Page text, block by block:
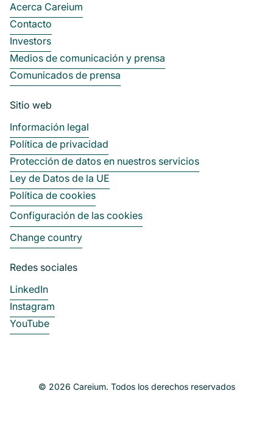
Acerca Careium
Contacto
Investors
Medios de comunicación y prensa
Comunicados de prensa
Sitio web
Información legal
Política de privacidad
Protección de datos en nuestros servicios
Ley de Datos de la UE
Política de cookies
Configuración de las cookies
Change country
Redes sociales
LinkedIn
Instagram
YouTube
© 2026 Careium. Todos los derechos reservados